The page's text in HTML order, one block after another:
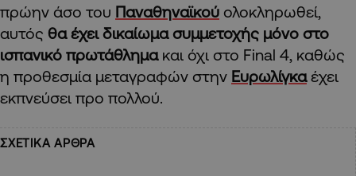
πρώην άσο του Παναθηναϊκού ολοκληρωθεί,
αυτός θα έχει δικαίωμα συμμετοχής μόνο στο
ισπανικό πρωτάθλημα και όχι στο Final 4, καθώς
η προθεσμία μεταγραφών στην Ευρωλίγκαέχει
εκπνεύσει προ πολλού.
ΣΧΕΤΙΚΑ ΑΡΘΡΑ